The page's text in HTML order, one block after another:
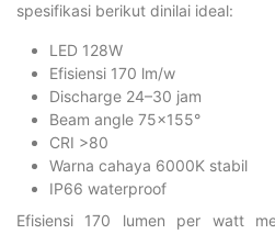
spesifikasi berikut dinilai ideal:
LED 128W
Efisiensi 170 lm/w
Discharge 24–30 jam
Beam angle 75×155°
CRI >80
Warna cahaya 6000K stabil
IP66 waterproof
Efisiensi 170 lumen per watt